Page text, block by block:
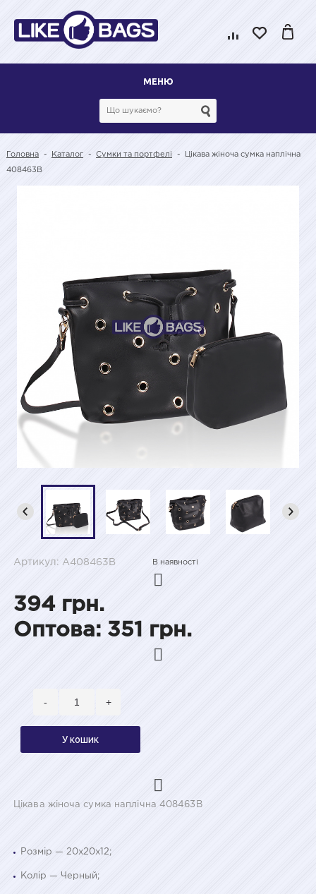
МЕНЮ
Головна - Каталог - Сумки та портфелі - Цікава жіноча сумка наплічна
408463B
Артикул: A408463B В наявності
394 грн.
Оптова: 351 грн.
- +
У кошик
Цікава жіноча сумка наплічна 408463B
Розмір — 20x20x12;
Колір — Черный;